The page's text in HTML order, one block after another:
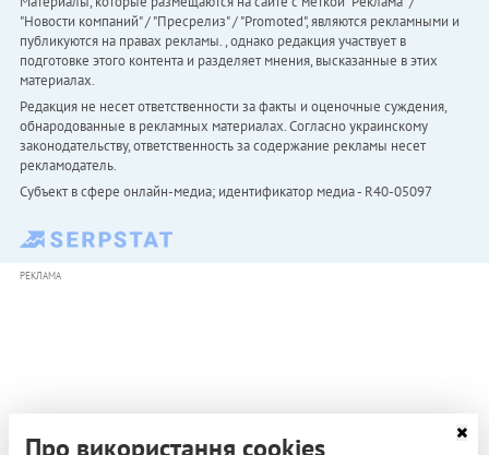
"Новости компаний" / "Пресрелиз" / "Promoted", являются рекламными и
публикуются на правах рекламы. , однако редакция участвует в
подготовке этого контента и разделяет мнения, высказанные в этих
материалах.
Редакция не несет ответственности за факты и оценочные суждения,
обнародованные в рекламных материалах. Согласно украинскому
законодательству, ответственность за содержание рекламы несет
рекламодатель.
Субъект в сфере онлайн-медиа; идентификатор медиа - R40-05097
РЕКЛАМА
Про використання cookies